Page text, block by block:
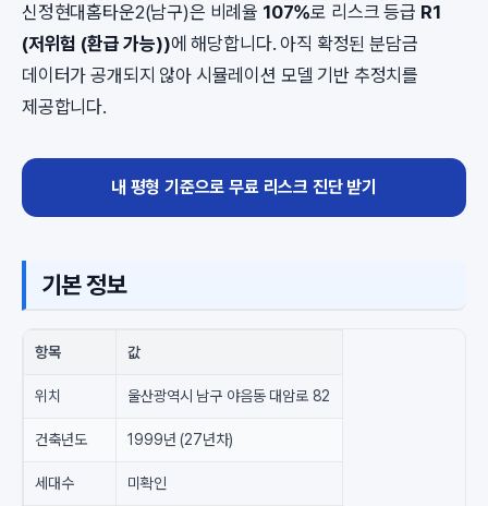
신정현대홈타운2(남구)은 비례율 107%로 리스크 등급 R1
(저위험 (환급 가능))에 해당합니다. 아직 확정된 분담금
데이터가 공개되지 않아 시뮬레이션 모델 기반 추정치를
제공합니다.
내 평형 기준으로 무료 리스크 진단 받기
기본 정보
항목 값
위치 울산광역시 남구 야음동 대암로 82
건축년도 1999년 (27년차)
세대수 미확인